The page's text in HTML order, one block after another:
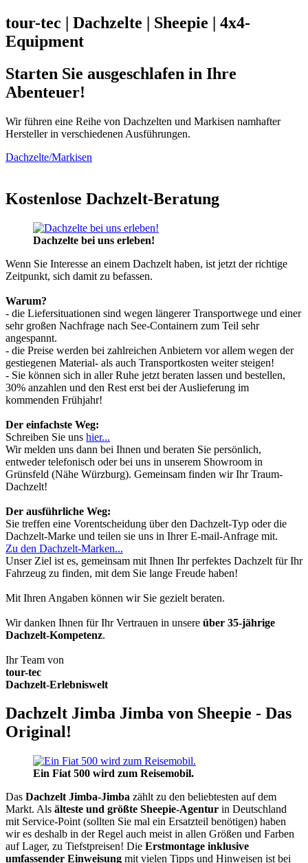
tour-tec | Dachzelte | Sheepie | 4x4-
Equipment
Starten Sie ausgeschlafen in Ihre
Abenteuer!
Wir führen eine Reihe von Dachzelten und Markisen namhafter
Hersteller in verschiedenen Ausführungen.
Dachzelte/Markisen
Kostenlose Dachzelt-Beratung
Dachzelte bei uns erleben!
Wenn Sie Interesse an einem Dachzelt haben, ist jetzt der richtige
Zeitpunkt, sich damit zu befassen.
Warum?
- die Liefersituationen sind wegen längerer Transportwege und einer
sehr großen Nachfrage nach See-Containern zum Teil sehr
angespannt.
- die Preise werden bei zahlreichen Anbietern vor allem wegen der
gestiegenen Material- als auch Transportkosten weiter steigen!
- Sie können sich in aller Ruhe jetzt beraten lassen und bestellen,
30% anzahlen und den Rest erst bei der Auslieferung im
kommenden Frühjahr!
Der einfachste Weg:
Schreiben Sie uns hier...
Wir melden uns dann bei Ihnen und beraten Sie persönlich,
entweder telefonisch oder bei uns in unserem Showroom in
Grünsfeld (Nähe Würzburg). Gemeinsam finden wir Ihr Traum-
Dachzelt!
Der ausführliche Weg:
Sie treffen eine Vorentscheidung über den Dachzelt-Typ oder die
Dachzelt-Marke und teilen sie uns in Ihrer E-mail-Anfrage mit.
Zu den Dachzelt-Marken...
Unser Ziel ist es, gemeinsam mit Ihnen Ihr perfektes Dachzelt für Ihr
Fahrzeug zu finden, mit dem Sie lange Freude haben!
Mit Ihren Angaben können wir Sie gezielt beraten.
Wir danken Ihnen für Ihr Vertrauen in unsere über 35-jährige
Dachzelt-Kompetenz.
Ihr Team von
tour-tec
Dachzelt-Erlebniswelt
Dachzelt Jimba Jimba von Sheepie - Das
Original!
Ein Fiat 500 wird zum Reisemobil.
Das Dachzelt Jimba-Jimba zählt zu den beliebtesten auf dem
Markt. Als älteste und größte Sheepie-Agentur in Deutschland
mit Service-Point (sollten Sie mal ein Ersatzteil benötigen) haben
wir es deshalb in der Regel auch meist in allen Größen und Farben
auf Lager, zu Tiefstpreisen! Die Erstmontage inklusive
umfassender Einweisung mit vielen Tipps und Hinweisen ist bei